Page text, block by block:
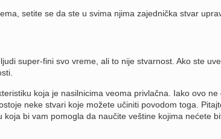
setite se da ste u svima njima zajednička stvar
super-fini svo vreme, ali to nije stvarnost. Ako ste
koja je nasilnicima veoma privlačna. Iako ovo ne
neke stvari koje možete učiniti povodom toga.
bi vam pomogla da naučite veštine kojima nećete